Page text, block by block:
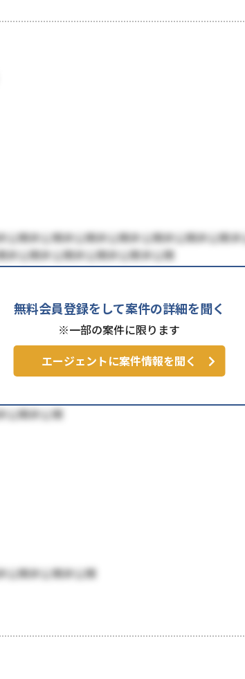
無料会員登録をして案件の詳細を聞く
※一部の案件に限ります
エージェントに案件情報を聞く
開非公開非公開非公開非公開非公開非公開
非公開非公開非公開非公開非公開
公開非公開
公開非公開非公開